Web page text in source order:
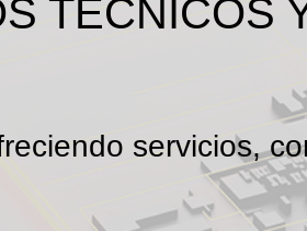
TÉCNICOS
servicios,